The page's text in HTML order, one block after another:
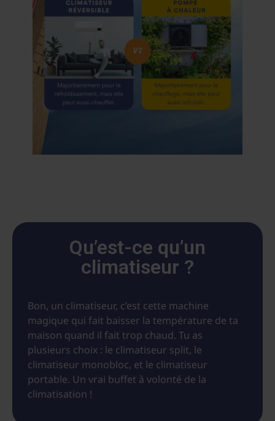
Qu’est-ce qu’un
climatiseur ?
Bon, un climatiseur, c’est cette machine
magique qui fait baisser la température de ta
maison quand il fait trop chaud. Tu as
plusieurs choix : le climatiseur split, le
climatiseur monobloc, et le climatiseur
portable. Un vrai buffet à volonté de la
climatisation !